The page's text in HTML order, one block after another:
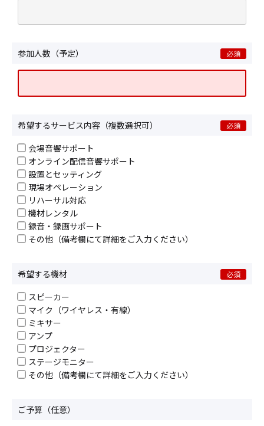
参加人数（予定） 必須
希望するサービス内容（複数選択可） 必須
会場音響サポート
オンライン配信音響サポート
設置とセッティング
現場オペレーション
リハーサル対応
機材レンタル
録音・録画サポート
その他（備考欄にて詳細をご入力ください）
希望する機材 必須
スピーカー
マイク（ワイヤレス・有線）
ミキサー
アンプ
プロジェクター
ステージモニター
その他（備考欄にて詳細をご入力ください）
ご予算（任意）